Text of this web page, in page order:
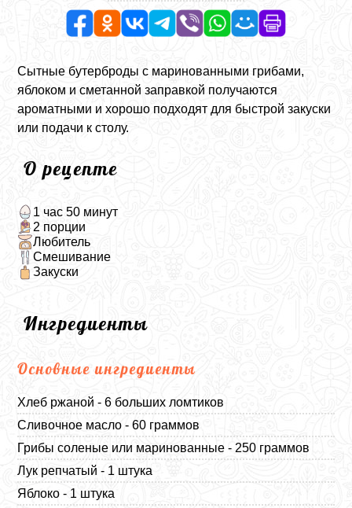
Сытные бутерброды с маринованными грибами,
яблоком и сметанной заправкой получаются
ароматными и хорошо подходят для быстрой закуски
или подачи к столу.
О рецепте
1 час 50 минут
2 порции
Любитель
Смешивание
Закуски
Ингредиенты
Основные ингредиенты
Хлеб ржаной - 6 больших ломтиков
Сливочное масло - 60 граммов
Грибы соленые или маринованные - 250 граммов
Лук репчатый - 1 штука
Яблоко - 1 штука